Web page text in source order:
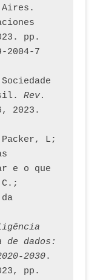
Aires.
pp.
2004-7
Rev.
Packer, L;
e o que
dados:
2030.
pp.